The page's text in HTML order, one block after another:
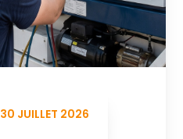
30 JUILLET 2026